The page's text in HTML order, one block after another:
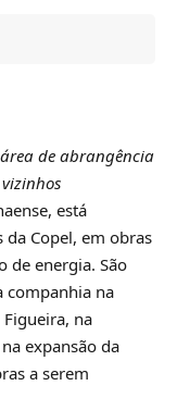
de abrangência
está
Copel, em obras
de energia. São
companhia na
na
expansão da
a serem